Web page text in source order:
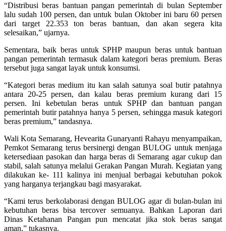
“Distribusi beras bantuan pangan pemerintah di bulan September
lalu sudah 100 persen, dan untuk bulan Oktober ini baru 60 persen
dari target 22.353 ton beras bantuan, dan akan segera kita
selesaikan,” ujarnya.
Sementara, baik beras untuk SPHP maupun beras untuk bantuan
pangan pemerintah termasuk dalam kategori beras premium. Beras
tersebut juga sangat layak untuk konsumsi.
“Kategori beras medium itu kan salah satunya soal butir patahnya
antara 20-25 persen, dan kalau beras premium kurang dari 15
persen. Ini kebetulan beras untuk SPHP dan bantuan pangan
pemerintah butir patahnya hanya 5 persen, sehingga masuk kategori
beras premium,” tandasnya.
Wali Kota Semarang, Hevearita Gunaryanti Rahayu menyampaikan,
Pemkot Semarang terus bersinergi dengan BULOG untuk menjaga
ketersediaan pasokan dan harga beras di Semarang agar cukup dan
stabil, salah satunya melalui Gerakan Pangan Murah. Kegiatan yang
dilakukan ke- 111 kalinya ini menjual berbagai kebutuhan pokok
yang harganya terjangkau bagi masyarakat.
“Kami terus berkolaborasi dengan BULOG agar di bulan-bulan ini
kebutuhan beras bisa tercover semuanya. Bahkan Laporan dari
Dinas Ketahanan Pangan pun mencatat jika stok beras sangat
aman,” tukasnya.